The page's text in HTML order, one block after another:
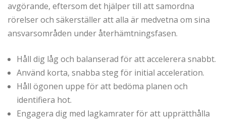
avgörande, eftersom det hjälper till att samordna
rörelser och säkerställer att alla är medvetna om sina
ansvarsområden under återhämtningsfasen.
Håll dig låg och balanserad för att accelerera snabbt.
Använd korta, snabba steg för initial acceleration.
Håll ögonen uppe för att bedöma planen och
identifiera hot.
Engagera dig med lagkamrater för att upprätthålla